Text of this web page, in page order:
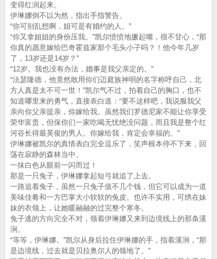
变得红润起来。
伊琳娜倒不以为然，指出手指警告。
“你可别乱想啊，姐可是有婚约的人。”
“你又拿姐姐的身份压我。”凯尔愤愤地撅起嘴，很不甘心，“那
你真的愿意嫁给巴奇霍兹家那个毛头小子吗？！他今年几岁
了，13岁还是14岁？”
“12岁。我也没有办法，婚事是我父亲定的。”
“法瑟隆德，他竟然敢用你们迈庭族神明的名字称呼自己，北
方人真是太不可一世！”凯尔气不过，拍着自己的胸口，也不
知道哪里来的勇气，直接表白道：“要不这样吧，我说服我父
亲向你父亲提亲，你嫁给我。虽然我们罗德尼家不能让你享受
荣华富贵，但保你们一家吃喝无忧绝没问题，而且我是整个红
河谷长得最英俊的男人。你嫁给我，肯定会幸福的。”
伊琳娜被凯尔的真情表白完全逗乐了，笑声根本停不下来，回
荡在寂静的森林当中。
一抹白色从眼前一闪而过！
那是一只兔子，伊琳娜拿起短弓就追了上去。
一路追着兔子，虽然一只兔子值不几个钱，但它可以成为一道
美味佳肴和一方巴掌大小软软的兔皮。也许不实用，可绣在妹
妹的衣领上，让她暖融融的过完整个寒冬。
兔子逃的方向完全不对，领着伊琳娜又来到边境线上的那条溪
涧。
“等等，伊琳娜。”凯尔从身后拉住伊琳娜的手，指着溪涧，“那
是边境线，过去就是贝拉奥尔人的领地了。”